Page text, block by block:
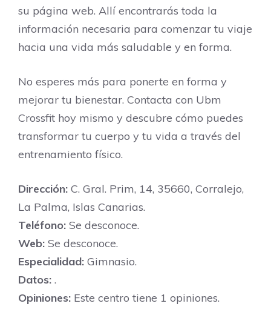
su página web. Allí encontrarás toda la
información necesaria para comenzar tu viaje
hacia una vida más saludable y en forma.
No esperes más para ponerte en forma y
mejorar tu bienestar. Contacta con Ubm
Crossfit hoy mismo y descubre cómo puedes
transformar tu cuerpo y tu vida a través del
entrenamiento físico.
Dirección: C. Gral. Prim, 14, 35660, Corralejo,
La Palma, Islas Canarias.
Teléfono: Se desconoce.
Web: Se desconoce.
Especialidad: Gimnasio.
Datos: .
Opiniones: Este centro tiene 1 opiniones.